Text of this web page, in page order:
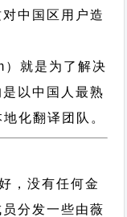
中国区用户造
就是为了解决
以中国人最熟
化翻译团队。
，没有任何金
分发一些由薇